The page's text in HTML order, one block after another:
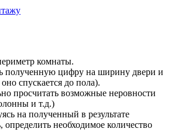
комнаты.
полученную цифру на ширину двери и
спускается до пола).
просчитать возможные неровности
и т.д.)
на полученный в результате
определить необходимое количество